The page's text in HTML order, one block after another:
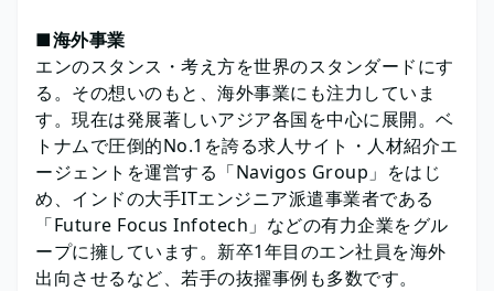
■海外事業
エンのスタンス・考え方を世界のスタンダードにす
る。その想いのもと、海外事業にも注力していま
す。現在は発展著しいアジア各国を中心に展開。ベ
トナムで圧倒的No.1を誇る求人サイト・人材紹介エ
ージェントを運営する「Navigos Group」をはじ
め、インドの大手ITエンジニア派遣事業者である
「Future Focus Infotech」などの有力企業をグル
ープに擁しています。新卒1年目のエン社員を海外
出向させるなど、若手の抜擢事例も多数です。